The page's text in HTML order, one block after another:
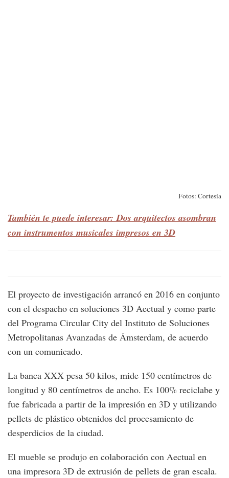
Fotos: Cortesía
También te puede interesar: Dos arquitectos asombran
con instrumentos musicales impresos en 3D
El proyecto de investigación arrancó en 2016 en conjunto
con el despacho en soluciones 3D Aectual y como parte
del Programa Circular City del Instituto de Soluciones
Metropolitanas Avanzadas de Ámsterdam, de acuerdo
con un comunicado.
La banca XXX pesa 50 kilos, mide 150 centímetros de
longitud y 80 centímetros de ancho. Es 100% reciclabe y
fue fabricada a partir de la impresión en 3D y utilizando
pellets de plástico obtenidos del procesamiento de
desperdicios de la ciudad.
El mueble se produjo en colaboración con Aectual en
una impresora 3D de extrusión de pellets de gran escala.